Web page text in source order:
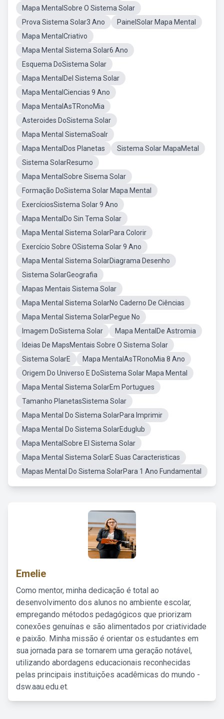
Mapa MentalSobre O Sistema Solar
Prova Sistema Solar3 Ano
PainelSolar Mapa Mental
Mapa MentalCriativo
Mapa Mental Sistema Solar6 Ano
Esquema DoSistema Solar
Mapa MentalDel Sistema Solar
Mapa MentalCiencias 9 Ano
Mapa MentalAsTRonoMia
Asteroides DoSistema Solar
Mapa Mental SistemaSoalr
Mapa MentalDos Planetas
Sistema Solar MapaMetal
Sistema SolarResumo
Mapa MentalSobre Sisema Solar
Formação DoSistema Solar Mapa Mental
ExercíciosSistema Solar 9 Ano
Mapa MentalDo Sin Tema Solar
Mapa Mental Sistema SolarPara Colorir
Exercício Sobre OSistema Solar 9 Ano
Mapa Mental Sistema SolarDiagrama Desenho
Sistema SolarGeografia
Mapas Mentais Sistema Solar
Mapa Mental Sistema SolarNo Caderno De Ciências
Mapa Mental Sistema SolarPegue No
Imagem DoSistema Solar
Mapa MentalDe Astromia
Ideias De MapsMentais Sobre O Sistema Solar
Sistema SolarE
Mapa MentalAsTRonoMia 8 Ano
Origem Do Universo E DoSistema Solar Mapa Mental
Mapa Mental Sistema SolarEm Portugues
Tamanho PlanetasSistema Solar
Mapa Mental Do Sistema SolarPara Imprimir
Mapa Mental Do Sistema SolarEduglub
Mapa MentalSobre El Sistema Solar
Mapa Mental Sistema SolarE Suas Caracteristicas
Mapas Mental Do Sistema SolarPara 1 Ano Fundamental
Emelie
Como mentor, minha dedicação é total ao
desenvolvimento dos alunos no ambiente escolar,
empregando métodos pedagógicos que priorizam
conexões genuínas e são alimentados por criatividade
e paixão. Minha missão é orientar os estudantes em
sua jornada para se tornarem uma geração notável,
utilizando abordagens educacionais reconhecidas
pelas principais instituições acadêmicas do mundo -
dsw.aau.edu.et.